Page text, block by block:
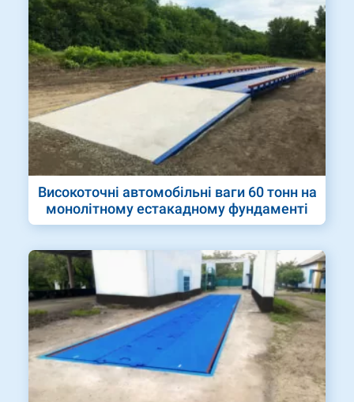
Високоточні автомобільні ваги 60 тонн на
монолітному естакадному фундаменті